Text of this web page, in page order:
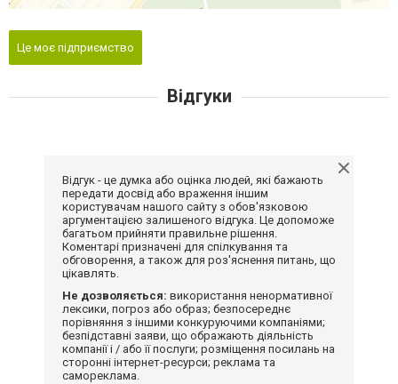
Це моє підприємство
Відгуки
Відгук - це думка або оцінка людей, які бажають
передати досвід або враження іншим
користувачам нашого сайту з обов'язковою
аргументацією залишеного відгука. Це допоможе
багатьом прийняти правильне рішення.
Коментарі призначені для спілкування та
обговорення, а також для роз'яснення питань, що
цікавлять.
Не дозволяється: використання ненормативної
лексики, погроз або образ; безпосереднє
порівняння з іншими конкуруючими компаніями;
безпідставні заяви, що ображають діяльність
компанії і / або її послуги; розміщення посилань на
сторонні інтернет-ресурси; реклама та
самореклама.